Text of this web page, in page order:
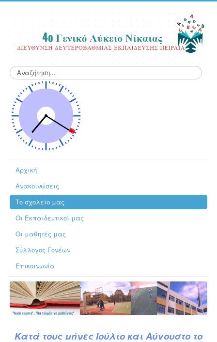
Αναζήτηση...
Αρχική
Ανακοινώσεις
Το σχολείο μας
Οι Εκπαιδευτικοί μας
Οι μαθητές μας
Σύλλογος Γονέων
Επικοινωνία
Κατά τους μήνες Ιούλιο και Αύγουστο το